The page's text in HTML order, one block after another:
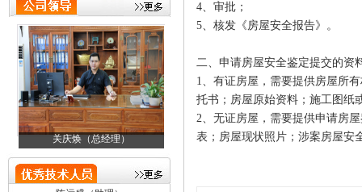
关庆焕（总经理） 邓金成（技术负责人）
陈远盛（助理）
4、审批；
5、核发《房屋安全报告》。
二、申请房屋安全鉴定提交的资
1、有证房屋，需要提供房屋所
托书；房屋原始资料；施工图纸
2、无证房屋，需要提供申请房
表；房屋现状照片；涉案房屋安